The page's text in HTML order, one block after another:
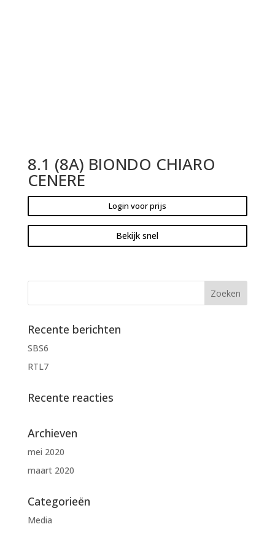
8.1 (8A) BIONDO CHIARO
CENERE
Login voor prijs
Bekijk snel
Recente berichten
SBS6
RTL7
Recente reacties
Archieven
mei 2020
maart 2020
Categorieën
Media